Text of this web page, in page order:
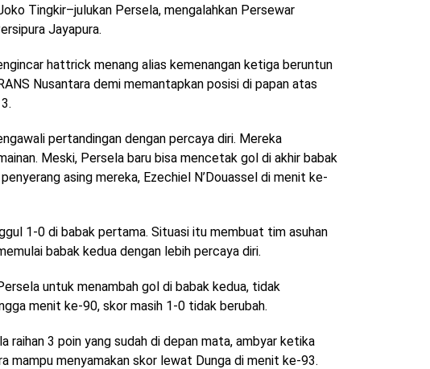
Tingkir–julukan Persela, mengalahkan Persewar
Jayapura.
hattrick menang alias kemenangan ketiga beruntun
Nusantara demi memantapkan posisi di papan atas
pertandingan dengan percaya diri. Mereka
Meski, Persela baru bisa mencetak gol di akhir babak
asing mereka, Ezechiel N’Douassel di menit ke-
1-0 di babak pertama. Situasi itu membuat tim asuhan
babak kedua dengan lebih percaya diri.
untuk menambah gol di babak kedua, tidak
menit ke-90, skor masih 1-0 tidak berubah.
raihan 3 poin yang sudah di depan mata, ambyar ketika
mampu menyamakan skor lewat Dunga di menit ke-93.